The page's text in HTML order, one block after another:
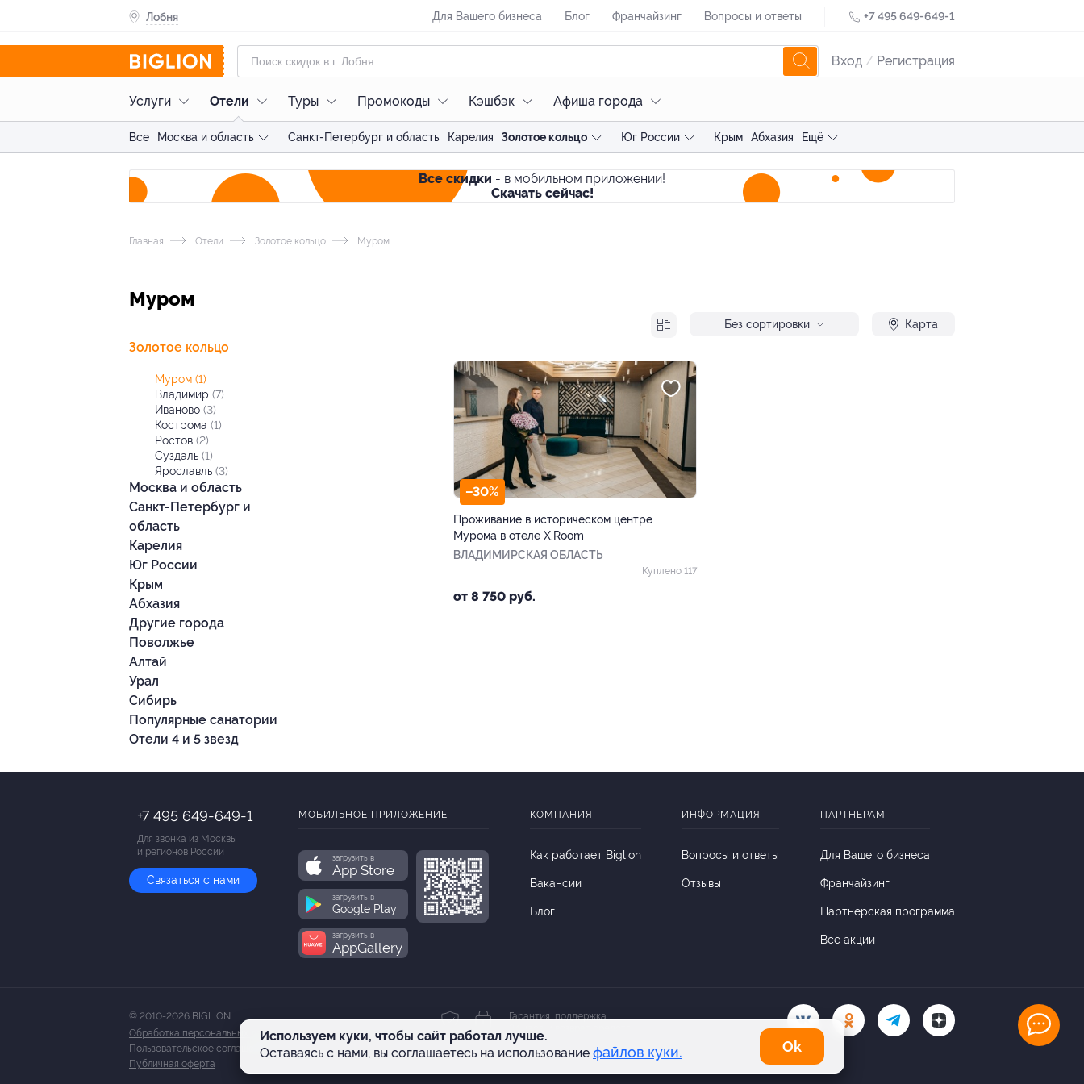
Лобня Для Вашего бизнеса Блог Франчайзинг Вопросы и ответы +7 495 649-649-1
Вход / Регистрация
Услуги Отели Туры Промокоды Кэшбэк Афиша города
Все Москва и область Санкт-Петербург и область Карелия Золотое кольцо Юг России Крым Абхазия Ещё
Все скидки - в мобильном приложении!
Скачать сейчас!
Главная Отели Золотое кольцо Муром
Муром
Без сортировки Карта
Москва и область
Санкт-Петербург и
область
Карелия
Золотое кольцо
Владимир (7)
Иваново (3)
Кострома (1)
Ростов (2)
Суздаль (1)
Ярославль (3)
Муром (1)
Юг России
Крым
Абхазия
Другие города
Поволжье
Алтай
Урал
Сибирь
Популярные санатории
Отели 4 и 5 звезд
–30%
Проживание в историческом центре
Мурома в отеле X.Room
ВЛАДИМИРСКАЯ ОБЛАСТЬ
от 8 750 руб.
Куплено 117
Используем куки, чтобы сайт работал лучше.
Оставаясь с нами, вы соглашаетесь на использование файлов куки. Оk
+7 495 649-649-1
Для звонка из Москвы
и регионов России
Связаться с нами
МОБИЛЬНОЕ ПРИЛОЖЕНИЕ
загрузить в
App Store
загрузить в
Google Play
загрузить в
AppGallery
КОМПАНИЯ
Как работает Biglion
Вакансии
Блог
ИНФОРМАЦИЯ
Вопросы и ответы
Отзывы
ПАРТНЕРАМ
Для Вашего бизнеса
Франчайзинг
Партнерская программа
Все акции
© 2010-2026 BIGLION
Обработка персональных данных
Пользовательское соглашение
Публичная оферта
Гарантия, поддержка